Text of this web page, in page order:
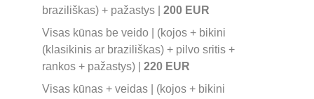
braziliškas) + pažastys | 200 EUR
Visas kūnas be veido | (kojos + bikini
(klasikinis ar braziliškas) + pilvo sritis +
rankos + pažastys) | 220 EUR
Visas kūnas + veidas | (kojos + bikini